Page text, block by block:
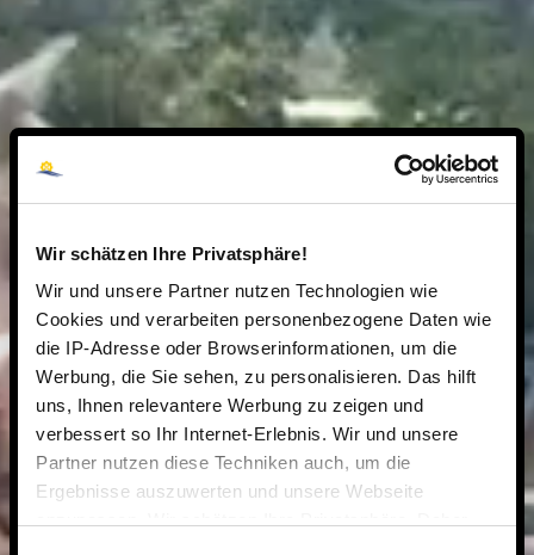
Wir schätzen Ihre Privatsphäre!
Wir und unsere Partner nutzen Technologien wie
Cookies und verarbeiten personenbezogene Daten wie
die IP-Adresse oder Browserinformationen, um die
Werbung, die Sie sehen, zu personalisieren. Das hilft
uns, Ihnen relevantere Werbung zu zeigen und
verbessert so Ihr Internet-Erlebnis. Wir und unsere
Partner nutzen diese Techniken auch, um die
Ergebnisse auszuwerten und unsere Webseite